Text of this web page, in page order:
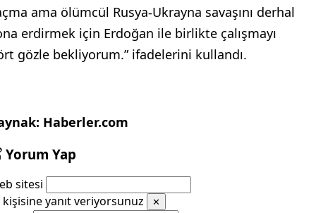
ama ölümcül Rusya-Ukrayna savaşını derhal
erdirmek için Erdoğan ile birlikte çalışmayı
gözle bekliyorum.” ifadelerini kullandı.
Haberler.com
Yorum Yap
sitesi
kişisine yanıt veriyorsunuz
✕